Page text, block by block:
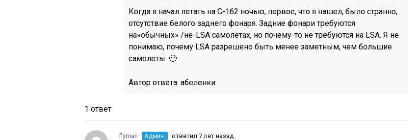
Когда я начал летать на C-162 ночью, первое, что я нашел, было странно,
отсутствие белого заднего фонаря. Задние фонари требуются
на»обычных» /не-LSA самолетах, но почему-то не требуются на LSA. Я не
понимаю, почему LSA разрешено быть менее заметным, чем большие
самолеты. 🙂
Автор ответа: абеленки
1 ответ
flyman Админ. ответил 7 лет назад